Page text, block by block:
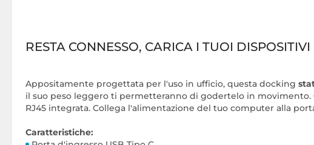
RESTA CONNESSO, CARICA I TUOI
Appositamente progettata per l'uso in ufficio, questa docking
il suo peso leggero ti permetteranno di godertelo in movimento.
RJ45 integrata. Collega l'alimentazione del tuo computer alla
Caratteristiche: